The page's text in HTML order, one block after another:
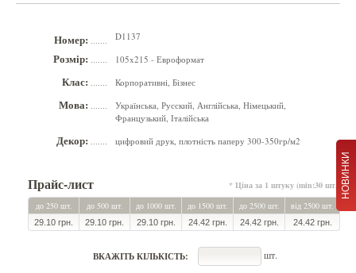
НОВИНКИ
Номер: D1137
Розмір: 105x215 - Евроформат
Клас: Корпоративні, Бізнес
Мова:
Українська, Русский, Англійська, Німецький,
Французький, Італійська
Декор: цифровий друк, плотність паперу 300-350гр/м2
Прайс-лист
* Ціна за 1 штуку (min:30 шт.)
до 250 шт.
до 500 шт. до 1000 шт. до 1500 шт. до 2500 шт. від 2500 шт.
29.10 грн. 29.10 грн. 29.10 грн. 24.42 грн. 24.42 грн. 24.42 грн.
ВКАЖІТЬ КІЛЬКІСТЬ: шт.